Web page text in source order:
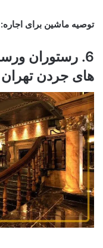
توصیه ماشین برای اجاره:
6. رستوران
های جردن